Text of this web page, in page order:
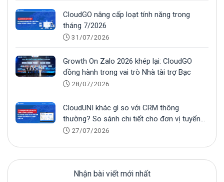
CloudGO nâng cấp loạt tính năng trong
tháng 7/2026
31/07/2026
Growth On Zalo 2026 khép lại: CloudGO
đồng hành trong vai trò Nhà tài trợ Bạc
28/07/2026
CloudUNI khác gì so với CRM thông
thường? So sánh chi tiết cho đơn vị tuyển
sinh27/07/2026
Nhận bài viết mới nhất